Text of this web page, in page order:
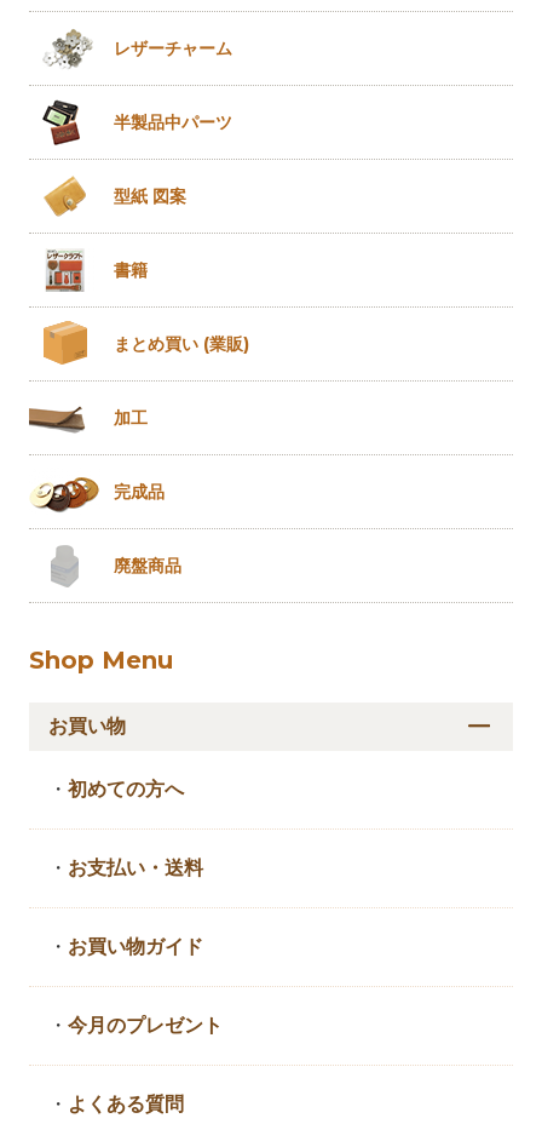
レザーチャーム
半製品中パーツ
型紙 図案
書籍
まとめ買い (業販)
加工
完成品
廃盤商品
Shop Menu
お買い物
・初めての方へ
・ お支払い・送料
・ お買い物ガイド
・今月のプレゼント
・ よくある質問